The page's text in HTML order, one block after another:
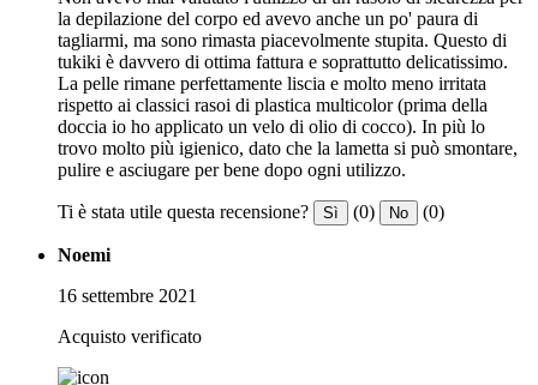
la depilazione del corpo ed avevo anche un po' paura di
tagliarmi, ma sono rimasta piacevolmente stupita. Questo di
tukiki è davvero di ottima fattura e soprattutto delicatissimo.
La pelle rimane perfettamente liscia e molto meno irritata
rispetto ai classici rasoi di plastica multicolor (prima della
doccia io ho applicato un velo di olio di cocco). In più lo
trovo molto più igienico, dato che la lametta si può smontare,
pulire e asciugare per bene dopo ogni utilizzo.
Ti è stata utile questa recensione? Sì (0) No (0)
Noemi
16 settembre 2021
Acquisto verificato